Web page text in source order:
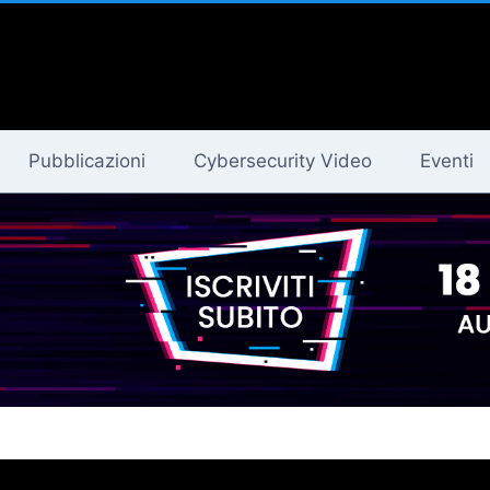
Pubblicazioni Cybersecurity Video Eventi